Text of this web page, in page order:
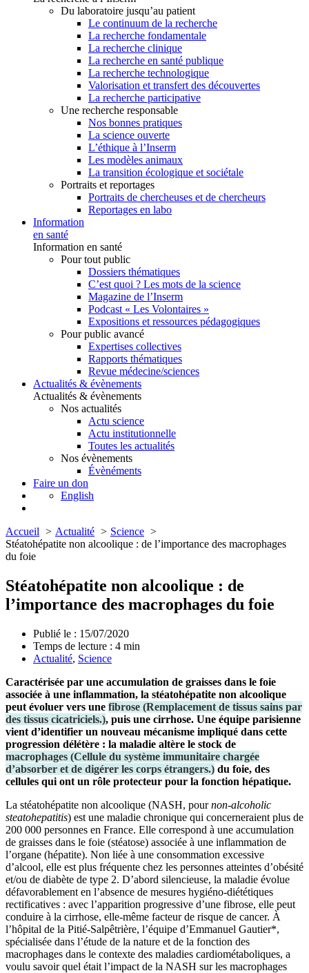
Du laboratoire jusqu’au patient
Le continuum de la recherche
La recherche fondamentale
La recherche clinique
La recherche en santé publique
La recherche technologique
Valorisation et transfert des découvertes
La recherche participative
Une recherche responsable
Nos bonnes pratiques
La science ouverte
L’éthique à l’Inserm
Les modèles animaux
La transition écologique et sociétale
Portraits et reportages
Portraits de chercheuses et de chercheurs
Reportages en labo
Information
en santé
Information en santé
Pour tout public
Dossiers thématiques
C’est quoi ? Les mots de la science
Magazine de l’Inserm
Podcast « Les Volontaires »
Expositions et ressources pédagogiques
Pour public avancé
Expertises collectives
Rapports thématiques
Revue médecine/sciences
Actualités & évènements
Actualités & évènements
Nos actualités
Actu science
Actu institutionnelle
Toutes les actualités
Nos évènements
Évènéments
Faire un don
English
Accueil Actualité
Science
Stéatohépatite non alcoolique : de l’importance des macrophages
du foie
Stéatohépatite non alcoolique : de
l’importance des macrophages du foie
Publié le : 15/07/2020
Temps de lecture : 4 min
Actualité, Science
Caractérisée par une accumulation de graisses dans le foie
associée à une inflammation, la stéatohépatite non alcoolique
peut évoluer vers une fibrose (Remplacement de tissus sains par
des tissus cicatriciels.), puis une cirrhose. Une équipe parisienne
vient d’identifier un nouveau mécanisme impliqué dans cette
progression délétère : la maladie altère le stock de
macrophages (Cellule du système immunitaire chargée
d’absorber et de digérer les corps étrangers.) du foie, des
cellules qui ont un rôle protecteur pour la fonction hépatique.
La stéatohépatite non alcoolique (NASH, pournon-alcoholic
steatohepatitis) est une maladie chronique qui concerneraient plus de
200 000 personnes en France. Elle correspond à une accumulation
de graisses dans le foie (stéatose) associée à une inflammation de
l’organe (hépatite). Non liée à une consommation excessive
d’alcool, elle est plus fréquente chez les personnes atteintes d’obésité
et/ou de diabète de type 2. D’abord silencieuse, la maladie évolue
défavorablement en l’absence de mesures hygiéno-diététiques
rectificatives : avec l’apparition progressive d’une fibrose, elle peut
conduire à la cirrhose, elle-même facteur de risque de cancer. À
l’hôpital de la Pitié-Salpêtrière, l’équipe d’Emmanuel Gautier*,
spécialisée dans l’étude de la nature et de la fonction des
macrophages dans le contexte des maladies cardiométaboliques, a
voulu savoir quel était l’impact de la NASH sur les macrophages